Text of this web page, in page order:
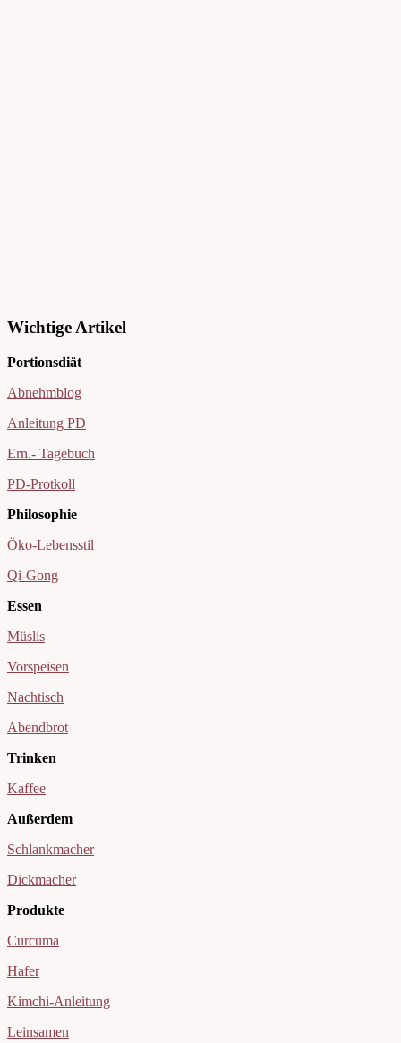
Wichtige Artikel
Portionsdiät
Abnehmblog
Anleitung PD
Ern.- Tagebuch
PD-Protkoll
Philosophie
Öko-Lebensstil
Qi-Gong
Essen
Müslis
Vorspeisen
Nachtisch
Abendbrot
Trinken
Kaffee
Außerdem
Schlankmacher
Dickmacher
Produkte
Curcuma
Hafer
Kimchi-Anleitung
Leinsamen